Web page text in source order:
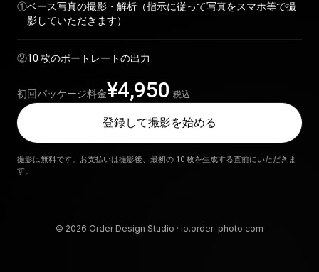
①ベース写真の撮影・解析（指示に従って写真をスマホ等で撮
影していただきます）
②10 枚のポートレートの出力
初回パッケージ料金¥4,950 税込
登録して撮影を始める
撮影は無料です。お支払いは撮影後、最初の 10 枚を生成する直前にいただきま
す。
© 2026 Order Design Studio · io.order-photo.com